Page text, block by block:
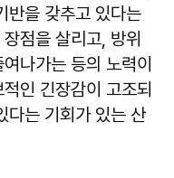
반을 갖추고 있다는
점을 살리고, 방위
나가는 등의 노력이
인 긴장감이 고조되
다는 기회가 있는 산